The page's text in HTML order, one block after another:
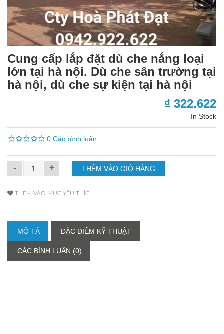
Cung cấp lắp đặt dù che nắng loại
lớn tại hà nội. Dù che sân trường tại
hà nội, dù che sự kiện tại hà nội
₫ 322.622
In Stock
0 Các bình luận
- +
THÊM VÀO MỤC YÊU THÍCH
MÔ TẢ ĐẶC ĐIỂM KỸ THUẬT
CÁC BÌNH LUẬN (0)